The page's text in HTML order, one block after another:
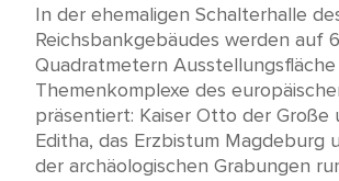
In der ehemaligen Schalterhalle
Reichsbankgebäudes werden auf
Quadratmetern
Themenkomplexe des
präsentiert: Kaiser Otto der Große
Editha, das Erzbistum Magdeburg
der archäologischen Grabungen